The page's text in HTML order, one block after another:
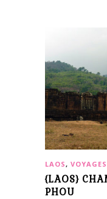
LAOS, VOYAGES
{LAOS}
PHOU